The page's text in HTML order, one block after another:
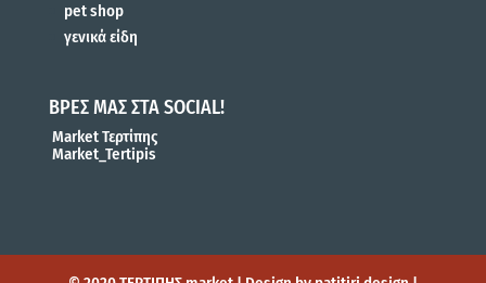
pet shop
γενικά είδη
ΒΡΕΣ ΜΑΣ ΣΤΑ SOCIAL!
Market Τερτίπης
Market_Tertipis